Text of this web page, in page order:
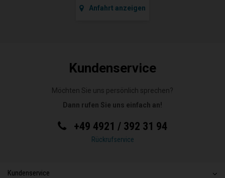
Anfahrt anzeigen
Kundenservice
Möchten Sie uns persönlich sprechen?
Dann rufen Sie uns einfach an!
+49 4921 / 392 31 94
Rückrufservice
Kundenservice